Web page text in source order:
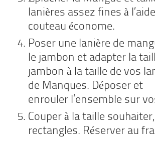
lanières assez fines à
couteau économe.
Poser une lanière de
le jambon et adapter la
jambon à la taille de vos
de Manques. Déposer et
enrouler l’ensemble sur
Couper à la taille
rectangles. Réserver au